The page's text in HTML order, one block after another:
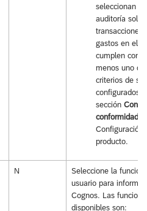
seleccionan
auditoría solo
transacciones
gastos en el
cumplen con
menos uno de
criterios de
configurados
sección
conformidad
Configuración
producto.
N
Seleccione la función
usuario para
Cognos. Las
disponibles son: